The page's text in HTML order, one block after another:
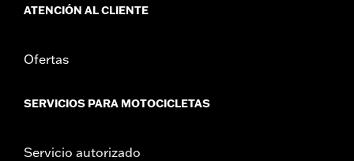
ATENCIÓN AL CLIENTE
Ofertas
SERVICIOS PARA MOTOCICLETAS
Servicio autorizado